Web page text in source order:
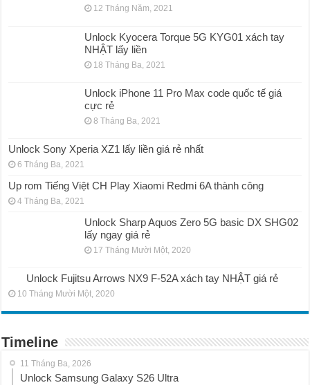
12 Tháng Năm, 2021
Unlock Kyocera Torque 5G KYG01 xách tay
NHẬT lấy liền
18 Tháng Ba, 2021
Unlock iPhone 11 Pro Max code quốc tế giá
cực rẻ
8 Tháng Ba, 2021
Unlock Sony Xperia XZ1 lấy liền giá rẻ nhất
6 Tháng Ba, 2021
Up rom Tiếng Việt CH Play Xiaomi Redmi 6A thành công
4 Tháng Ba, 2021
Unlock Sharp Aquos Zero 5G basic DX SHG02
lấy ngay giá rẻ
17 Tháng Mười Một, 2020
Unlock Fujitsu Arrows NX9 F-52A xách tay NHẬT giá rẻ
10 Tháng Mười Một, 2020
Timeline
11 Tháng Ba, 2026
Unlock Samsung Galaxy S26 Ultra